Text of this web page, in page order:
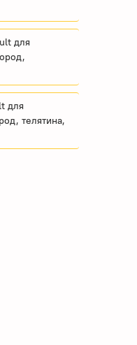
для
для
телятина,